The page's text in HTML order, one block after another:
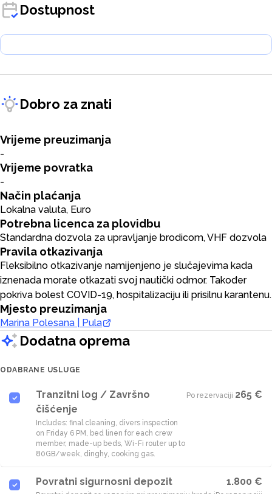
Dostupnost
Dobro za znati
Vrijeme preuzimanja
-
Vrijeme povratka
-
Način plaćanja
Lokalna valuta, Euro
Potrebna licenca za plovidbu
Standardna dozvola za upravljanje brodicom, VHF dozvola
Pravila otkazivanja
Fleksibilno otkazivanje namijenjeno je slučajevima kada
iznenada morate otkazati svoj nautički odmor. Također
pokriva bolest COVID-19, hospitalizaciju ili prisilnu karantenu.
Mjesto preuzimanja
Marina Polesana | Pula
Dodatna oprema
ODABRANE USLUGE
Tranzitni log / Završno
čišćenje
Includes: final cleaning, divers inspection
on Friday 6 PM, bed linen for each crew
member, made-up beds, Wi-Fi router up to
80GB/week, dinghy, cooking gas.
Po rezervaciji·265 €
Povratni sigurnosni depozit 1.800 €